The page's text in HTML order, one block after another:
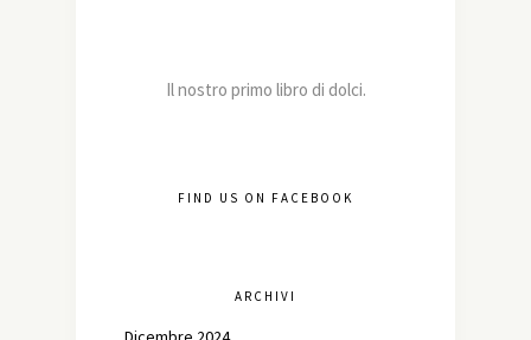
Il nostro primo libro di dolci.
FIND US ON FACEBOOK
ARCHIVI